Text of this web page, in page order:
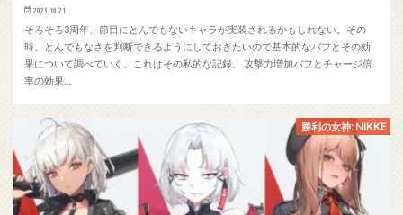
2025.10.21
そろそろ3周年、節目にとんでもないキャラが実装されるかもしれない。その
時、とんでもなさを判断できるようにしておきたいので基本的なバフとその効
果について調べていく、これはその私的な記録。 攻撃力増加バフとチャージ倍
率の効果…
勝利の女神: NIKKE